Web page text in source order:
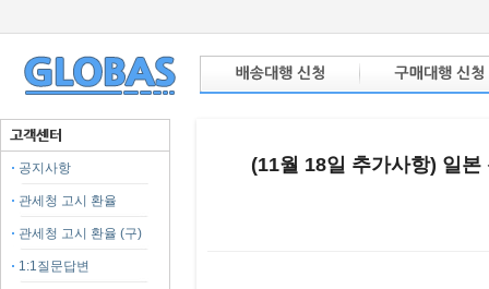
공지사항
관세청 고시 환율
관세청 고시 환율 (구)
1:1질문답변
(11월 18일 추가사항) 일